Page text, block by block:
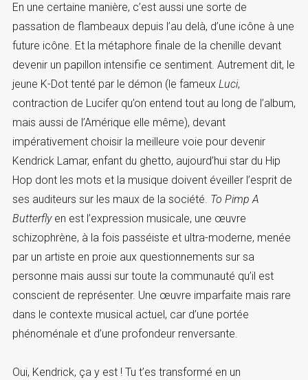
En une certaine manière, c’est aussi une sorte de
passation de flambeaux depuis l’au delà, d’une icône à une
future icône. Et la métaphore finale de la chenille devant
devenir un papillon intensifie ce sentiment. Autrement dit, le
jeune K-Dot tenté par le démon (le fameux Luci,
contraction de Lucifer qu’on entend tout au long de l’album,
mais aussi de l’Amérique elle même), devant
impérativement choisir la meilleure voie pour devenir
Kendrick Lamar, enfant du ghetto, aujourd’hui star du Hip
Hop dont les mots et la musique doivent éveiller l’esprit de
ses auditeurs sur les maux de la société. To Pimp A
Butterflyen est l’expression musicale, une œuvre
schizophrène, à la fois passéiste et ultra-moderne, menée
par un artiste en proie aux questionnements sur sa
personne mais aussi sur toute la communauté qu’il est
conscient de représenter. Une œuvre imparfaite mais rare
dans le contexte musical actuel, car d’une portée
phénoménale et d’une profondeur renversante.
Oui, Kendrick, ça y est ! Tu t’es transformé en un